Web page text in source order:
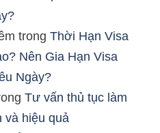
trong Thời Hạn Visa
Nên Gia Hạn Visa
Ngày?
Tư vấn thủ tục làm
và hiệu quả